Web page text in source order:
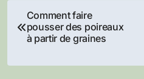
Navigation
de
l’article
Comment faire
pousser des poireaux
à partir de graines